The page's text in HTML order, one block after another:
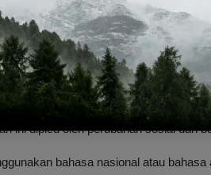
ujar Laura Arnold.
vitalitas bahasa UNESCO dan kajian
sudah menunjukkan gejala
Dampak Sosial
ini dipicu oleh perubahan sosial dan
bahasa nasional atau